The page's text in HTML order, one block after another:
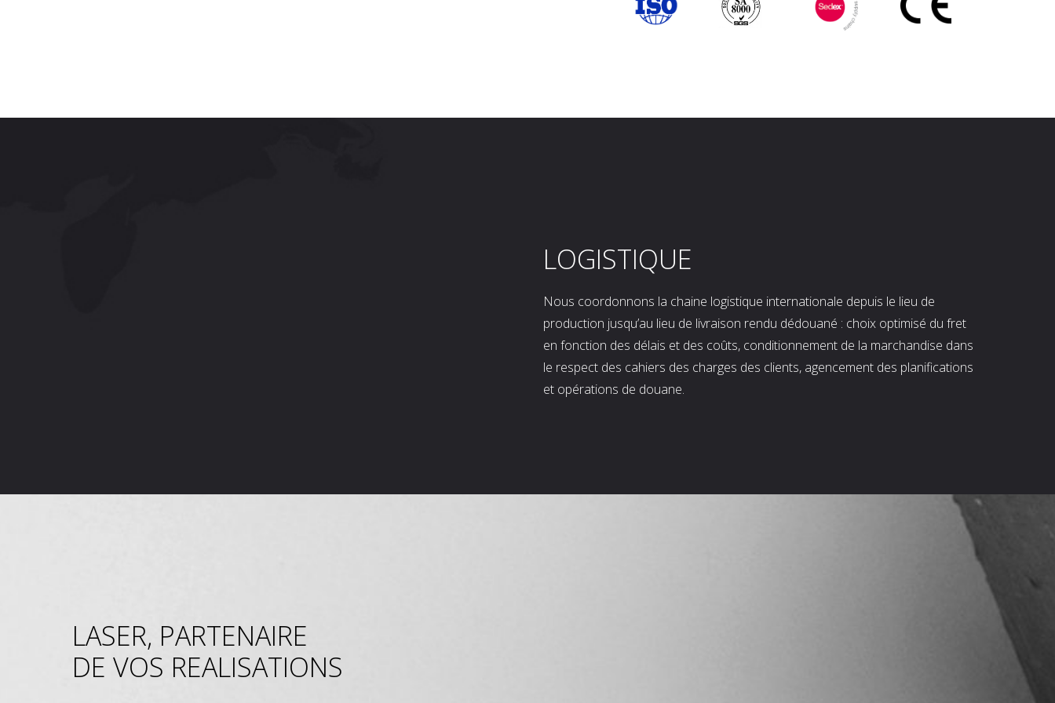
LOGISTIQUE
Nous coordonnons la chaine logistique internationale depuis le lieu de
production jusqu’au lieu de livraison rendu dédouané : choix optimisé du fret
en fonction des délais et des coûts, conditionnement de la marchandise dans
le respect des cahiers des charges des clients, agencement des planifications
et opérations de douane.
LASER, PARTENAIRE
DE VOS REALISATIONS